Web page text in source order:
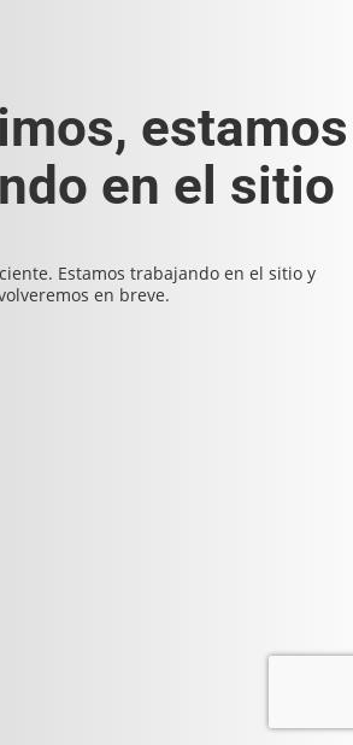
estamos
en el sitio
Estamos trabajando en el sitio y
en breve.